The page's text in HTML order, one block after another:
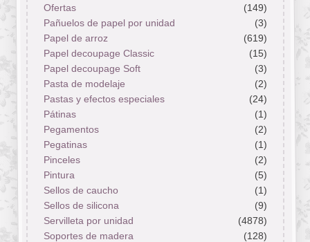
Ofertas
(149)
Pañuelos de papel por unidad
(3)
Papel de arroz
(619)
Papel decoupage Classic
(15)
Papel decoupage Soft
(3)
Pasta de modelaje
(2)
Pastas y efectos especiales
(24)
Pátinas
(1)
Pegamentos
(2)
Pegatinas
(1)
Pinceles
(2)
Pintura
(5)
Sellos de caucho
(1)
Sellos de silicona
(9)
Servilleta por unidad
(4878)
Soportes de madera
(128)